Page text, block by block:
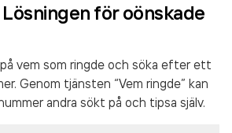
för oönskade
vem som ringde och söka efter ett
Genom tjänsten “Vem ringde” kan
andra sökt på och tipsa själv.